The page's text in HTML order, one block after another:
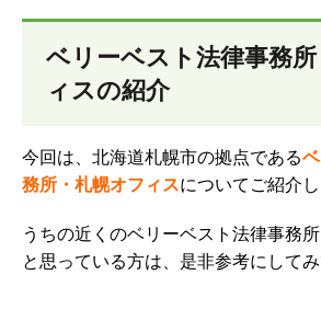
ベリーベスト法律事務
ィスの紹介
今回は、北海道札幌市の拠点である
務所・札幌オフィスについてご紹介し
うちの近くのベリーベスト法律事務
と思っている方は、是非参考にしてみ